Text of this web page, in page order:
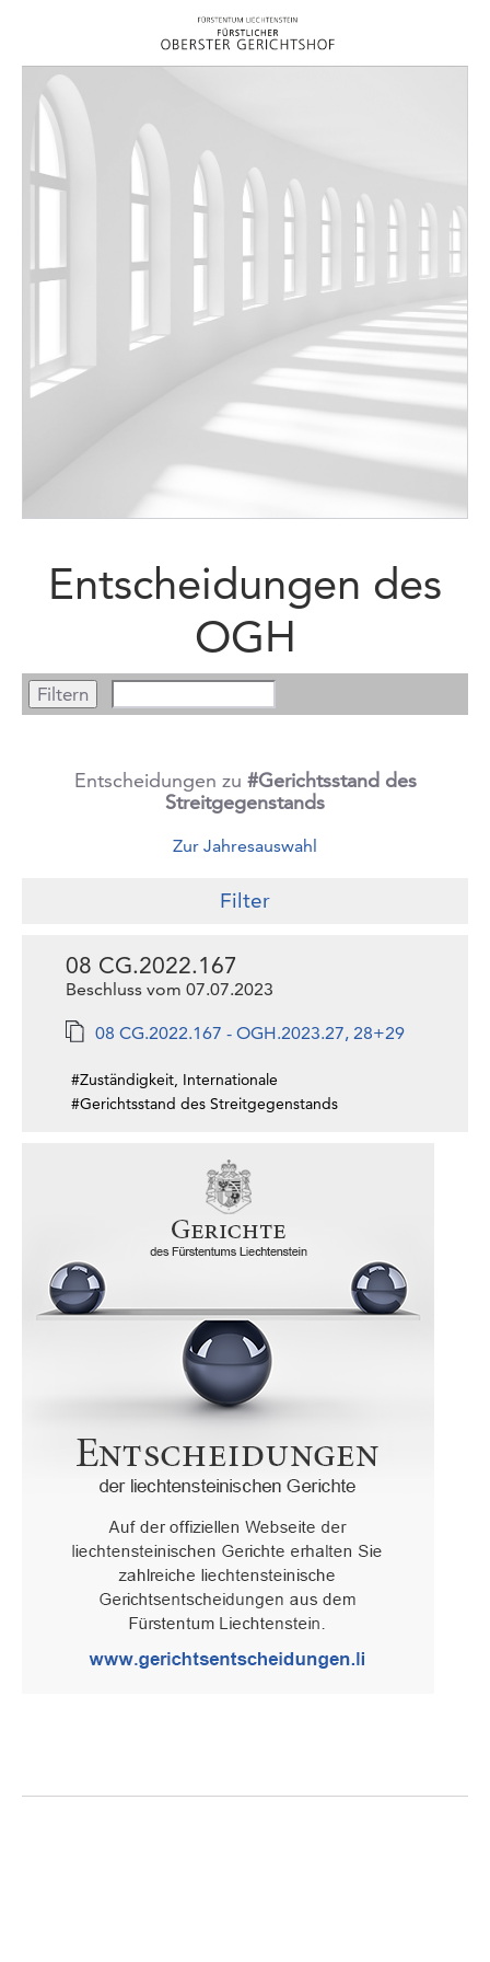
Entscheidungen des
OGH
Entscheidungen zu #Gerichtsstand des
Streitgegenstands
Zur Jahresauswahl
Filter
08 CG.2022.167
Beschluss vom 07.07.2023
08 CG.2022.167 - OGH.2023.27, 28+29
#Zuständigkeit, Internationale
#Gerichtsstand des Streitgegenstands